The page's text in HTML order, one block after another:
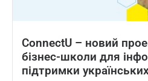
ConnectU – новий
бізнес-школи для
підтримки